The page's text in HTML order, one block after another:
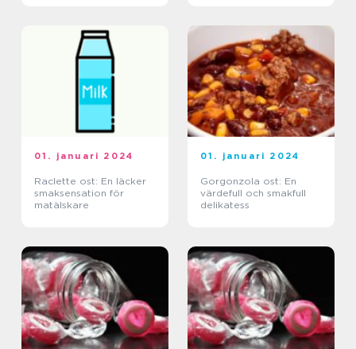
01. januari 2024
Raclette ost: En läcker
smaksensation för
matälskare
01. januari 2024
Gorgonzola ost: En
värdefull och smakfull
delikatess